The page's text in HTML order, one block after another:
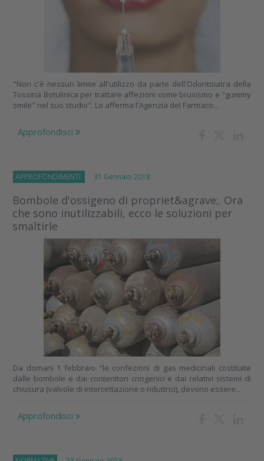
"Non c'è nessun limite all'utilizzo da parte dell'Odontoiatra della
Tossina Botulinica per trattare affezioni come bruxismo e "gummy
smile" nel suo studio". Lo afferma l'Agenzia del Farmaco...
Approfondisci
APPROFONDIMENTI 31 Gennaio 2018
Bombole d'ossigeno di propriet&agrave;. Ora
che sono inutilizzabili, ecco le soluzioni per
smaltirle
Da domani 1 febbraio "le confezioni di gas medicinali costituite
dalle bombole e dai contenitori criogenici e dai relativi sistemi di
chiusura (valvole di intercettazione o riduttrici), devono essere...
Approfondisci